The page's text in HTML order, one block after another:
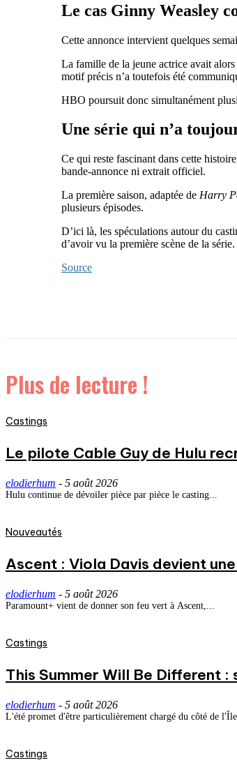
Le cas Ginny Weasley
Cette annonce intervient quelques
La famille de la jeune actrice avait
motif précis n’a toutefois été
HBO poursuit donc simultanément
Une série qui n’a
Ce qui reste fascinant dans cette
bande-annonce ni extrait officiel.
La première saison, adaptée de Harry
plusieurs épisodes.
D’ici là, les spéculations autour du
d’avoir vu la première scène de la série.
Source
Plus de lecture !
Castings
Le pilote Cable Guy de Hulu
elodierhum - 5 août 2026
Hulu continue de dévoiler pièce par pièce le casting...
Nouveautés
Ascent : Viola Davis devient
elodierhum - 5 août 2026
Paramount+ vient de donner son feu vert à Ascent,...
Castings
This Summer Will Be Different
elodierhum - 5 août 2026
L'été promet d'être particulièrement chargé du côté de
Castings